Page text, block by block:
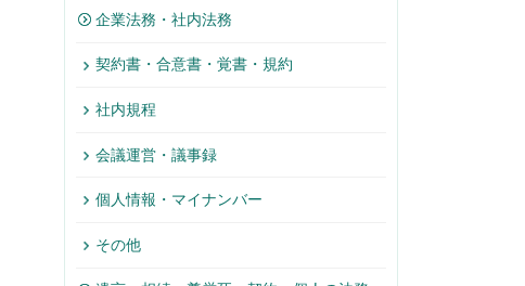
企業法務・社内法務
契約書・合意書・覚書・規約
社内規程
会議運営・議事録
個人情報・マイナンバー
その他